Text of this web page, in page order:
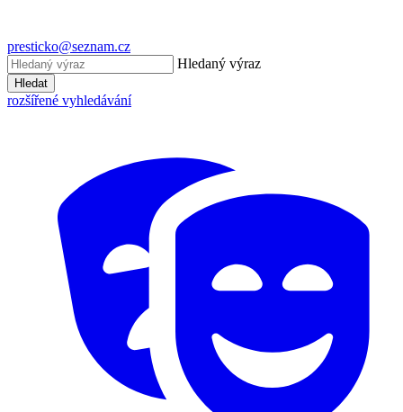
presticko@seznam.cz
Hledaný výraz
Hledat
rozšířené vyhledávání